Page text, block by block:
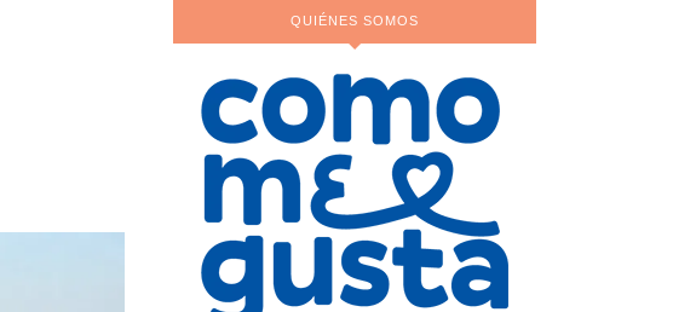
QUIÉNES SOMOS